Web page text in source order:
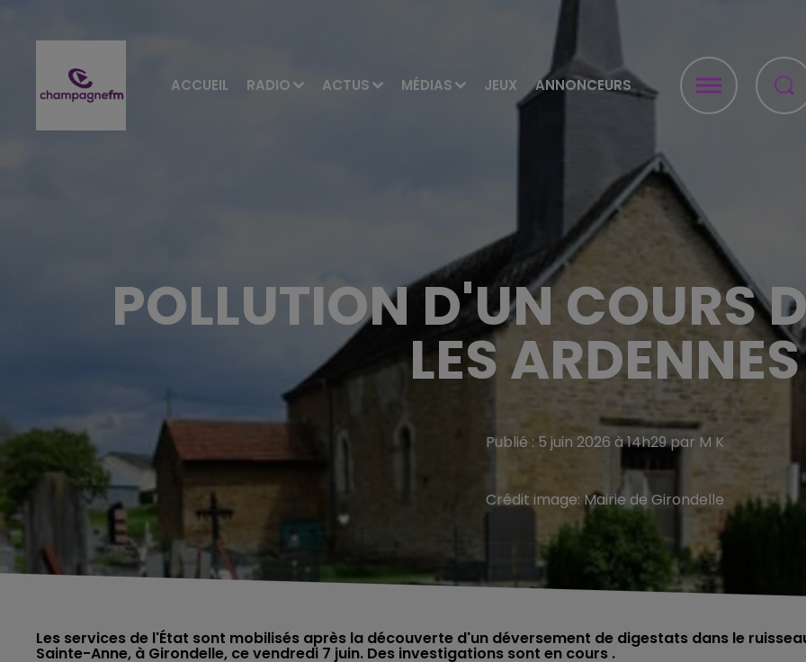
ACCUEIL RADIO ACTUS MÉDIAS JEUX ANNONCEURS
POLLUTION D'UN COURS
LES ARDENNES
Publié : 5 juin 2026 à 14h29 par M K
Crédit image:Mairie de Girondelle
Les services de l'État sont mobilisés après la découverte d'un déversement de digestats dans le
Sainte-Anne, à Girondelle, ce vendredi 7 juin. Des investigations sont en cours .